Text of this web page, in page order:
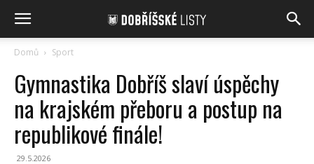
Domů Sport
Gymnastika Dobříš slaví úspěchy
na krajském přeboru a postup na
republikové finále!
29.5.2026